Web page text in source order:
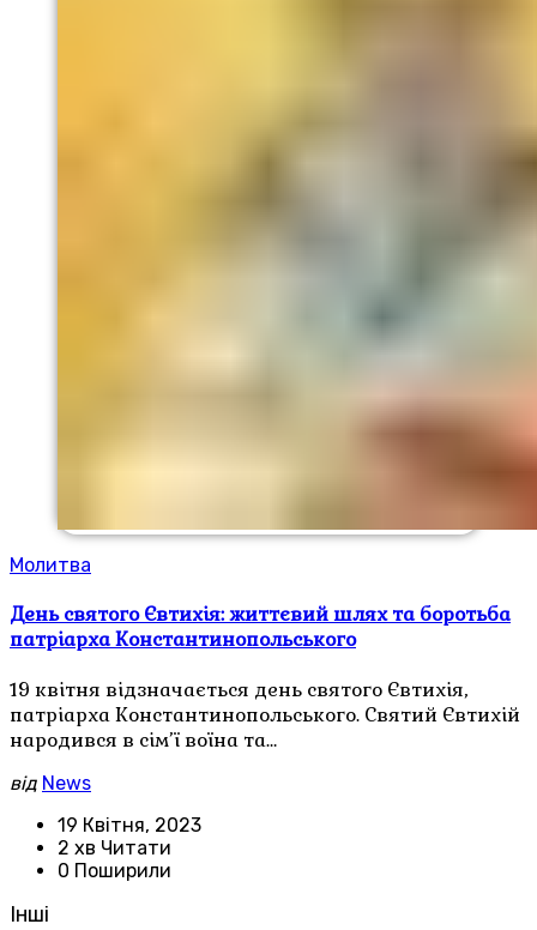
Молитва
День святого Євтихія: життєвий шлях та боротьба
патріарха Константинопольського
19 квітня відзначається день святого Євтихія,
патріарха Константинопольського. Святий Євтихій
народився в сім’ї воїна та…
від News
19 Квітня, 2023
2 хв Читати
0 Поширили
Інші